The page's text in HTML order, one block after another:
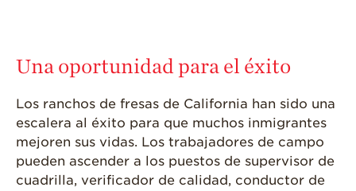
Una oportunidad para el éxito
Los ranchos de fresas de California han sido una
escalera al éxito para que muchos inmigrantes
mejoren sus vidas. Los trabajadores de campo
pueden ascender a los puestos de supervisor de
cuadrilla, verificador de calidad, conductor de